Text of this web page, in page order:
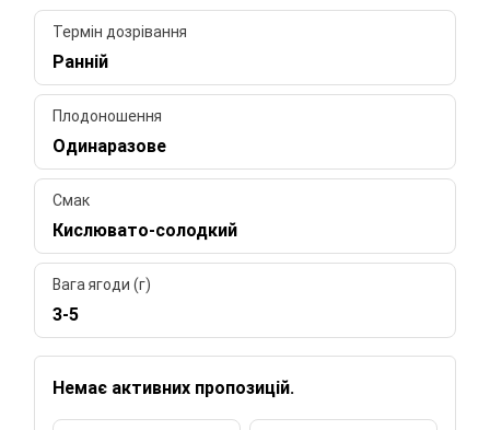
Термін дозрівання
Ранній
Плодоношення
Одинаразове
Смак
Кислювато-солодкий
Вага ягоди (г)
3-5
Немає активних пропозицій.